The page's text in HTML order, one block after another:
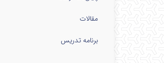
مقالات
برنامه تدریس